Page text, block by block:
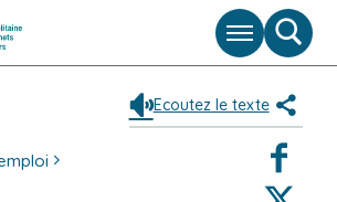
Menu
de
Ecoutez le texte
Twitter